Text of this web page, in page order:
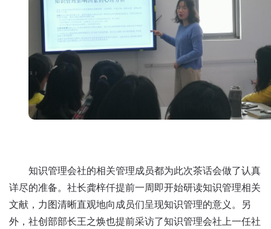
知识管理会社的相关管理成员都为此次茶话会做了认真
详尽的准备。社长龚梓仟提前一周即开始研读知识管理相关
文献，力图清晰直观地向成员们呈现知识管理的意义。另
外，社创部部长王之焕也提前采访了知识管理会社上一任社